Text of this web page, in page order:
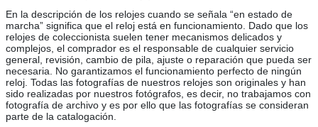
En la descripción de los relojes cuando se señala “en estado de
marcha” significa que el reloj está en funcionamiento. Dado que los
relojes de coleccionista suelen tener mecanismos delicados y
complejos, el comprador es el responsable de cualquier servicio
general, revisión, cambio de pila, ajuste o reparación que pueda ser
necesaria. No garantizamos el funcionamiento perfecto de ningún
reloj. Todas las fotografías de nuestros relojes son originales y han
sido realizadas por nuestros fotógrafos, es decir, no trabajamos con
fotografía de archivo y es por ello que las fotografías se consideran
parte de la catalogación.